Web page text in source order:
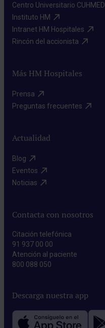
Centro Universitario CUHMED​
Instituto HM​
Intranet HM Hospitales​
Rincón del accionista​
Más HM Hospitales
Prensa​
Preguntas frecuentes​
Actualidad
Blog​
Eventos​
Noticias​
Contacta con nosotros
Citación telefónica
91 937 00 00
Atención al paciente
800 088 050
Descarga nuestra app